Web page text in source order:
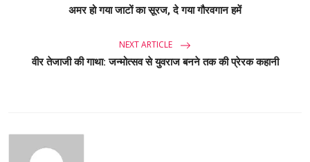
अमर हो गया जाटों का सूरज, दे गया गौरवगान हमें
NEXT ARTICLE
वीर तेजाजी की गाथा: जन्मोत्सव से युवराज बनने तक की प्रेरक कहानी